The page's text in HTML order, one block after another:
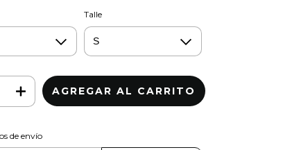
Talle
el CP:
de envío